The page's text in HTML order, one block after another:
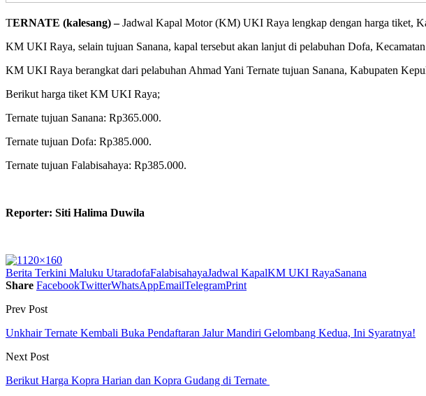
TERNATE (kalesang) –Jadwal Kapal Motor (KM) UKI Raya lengkap dengan harga tiket,
KM UKI Raya, selain tujuan Sanana, kapal tersebut akan lanjut di pelabuhan Dofa,
KM UKI Raya berangkat dari pelabuhan Ahmad Yani Ternate tujuan Sanana, Kabupaten
Berikut harga tiket KM UKI Raya;
Ternate tujuan Sanana: Rp365.000.
Ternate tujuan Dofa: Rp385.000.
Ternate tujuan Falabisahaya: Rp385.000.
Reporter: Siti Halima Duwila
Berita Terkini Maluku UtaradofaFalabisahayaJadwal KapalKM UKI RayaSanana
Share FacebookTwitterWhatsAppEmailTelegramPrint
Prev Post
Unkhair Ternate Kembali Buka Pendaftaran Jalur Mandiri Gelombang Kedua, Ini Syaratnya!
Next Post
Berikut Harga Kopra Harian dan Kopra Gudang di Ternate